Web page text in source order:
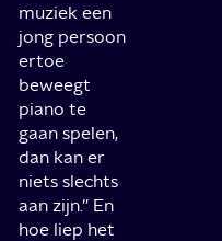
muziek een
jong persoon
ertoe
beweegt
piano te
gaan spelen,
dan kan er
niets slechts
aan zijn.” En
hoe liep het